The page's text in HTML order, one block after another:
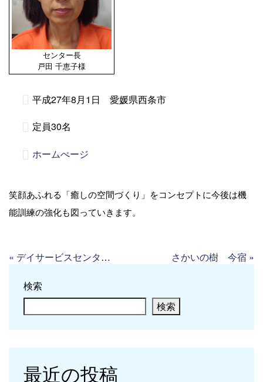
センター長
戸田 千恵子様
平成27年8月1日 愛媛県西条市
定員30名
ホームぺージ
笑顔あふれる「癒しの空間づくり」をコンセプトに今後は機
能訓練の強化も図っていきます。
« デイサービスセンター 光風館 さかいの樹 今宿 »
検索
検索
最近の投稿